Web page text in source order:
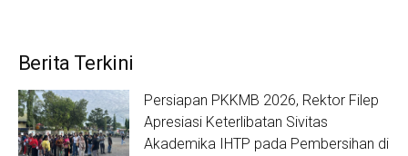
Berita Terkini
Persiapan PKKMB 2026, Rektor Filep
Apresiasi Keterlibatan Sivitas
Akademika IHTP pada Pembersihan di